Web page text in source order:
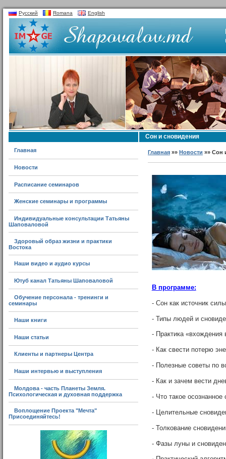
Русский Romana English
Главная
Новости
Расписание семинаров
Женские семинары и программы
Индивидуальные консультации Татьяны
Шаповаловой
Здоровый образ жизни и практики
Востока
Наши видео и аудио курсы
Ютуб канал Татьяны Шаповаловой
Обучение персонала - тренинги и
семинары
Наши книги
Наши статьи
Клиенты и партнеры Центра
Наши интервью и выступления
Молдова - часть Планеты Земля.
Психологическая и духовная поддержка
Воплощение Проекта "Мечта"
Присоединяйтесь!
Сон и сновидения
Главная »»Новости »» Сон
В программе:
- Сон как источник
- Типы людей и
- Практика «вхождения
- Как свести потерю
- Полезные советы по
- Как и зачем вести
- Что такое осознанное
- Целительные
- Толкование
- Фазы луны и